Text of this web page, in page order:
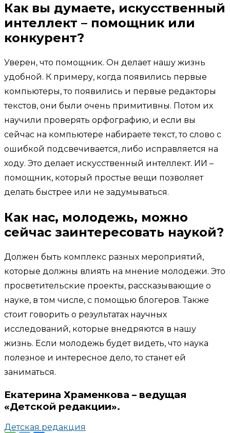
Как вы думаете, искусственный
интеллект – помощник или
конкурент?
Уверен, что помощник. Он делает нашу жизнь
удобной. К примеру, когда появились первые
компьютеры, то появились и первые редакторы
текстов, они были очень примитивны. Потом их
научили проверять орфографию, и если вы
сейчас на компьютере набираете текст, то слово с
ошибкой подсвечивается, либо исправляется на
ходу. Это делает искусственный интеллект. ИИ –
помощник, который простые вещи позволяет
делать быстрее или не задумываться.
Как нас, молодежь, можно
сейчас заинтересовать наукой?
Должен быть комплекс разных мероприятий,
которые должны влиять на мнение молодежи. Это
просветительские проекты, рассказывающие о
науке, в том числе, с помощью блогеров. Также
стоит говорить о результатах научных
исследований, которые внедряются в нашу
жизнь. Если молодежь будет видеть, что наука
полезное и интересное дело, то станет ей
заниматься.
Екатерина Храменкова – ведущая
«Детской редакции».
Детская редакция